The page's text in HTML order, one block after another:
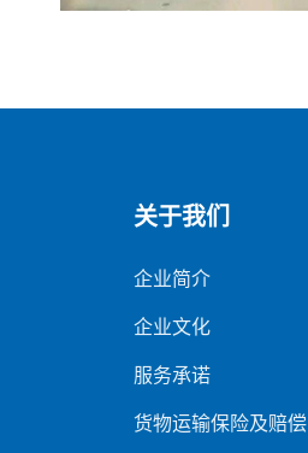
关于我们
企业简介
企业文化
服务承诺
货物运输保险及赔偿